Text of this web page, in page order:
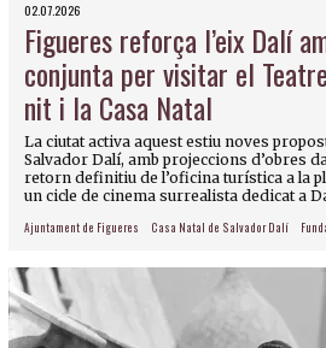
02.07.2026
Figueres reforça l’eix Dalí
conjunta per visitar el
nit i la Casa Natal
La ciutat activa aquest estiu noves
Salvador Dalí, amb projeccions d’obres
retorn definitiu de l’oficina turística a la
un cicle de cinema surrealista dedicat a
Ajuntament de Figueres Casa Natal de Salvador Dalí